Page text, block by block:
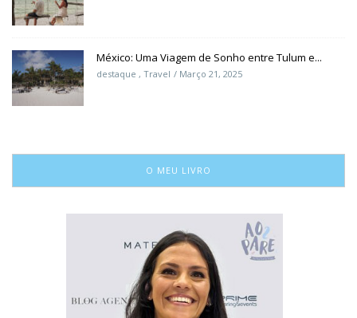
México: Uma Viagem de Sonho entre Tulum e...
destaque , Travel Março 21, 2025
O MEU LIVRO